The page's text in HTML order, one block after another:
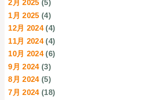
2月 2025 (5)
1月 2025 (4)
12月 2024(4)
11月 2024(4)
10月 2024(6)
9月 2024(3)
8月 2024(5)
7月 2024(18)